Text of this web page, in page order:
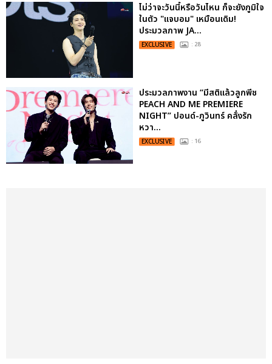
ไม่ว่าจะวันนี้หรือวันไหน ก็จะยังภูมิใจ
ในตัว "แจบอม" เหมือนเดิม!
ประมวลภาพ JA...
EXCLUSIVE : 28
ประมวลภาพงาน “มีสติแล้วลูกพีช
PEACH AND ME PREMIERE
NIGHT” ปอนด์-ภูวินทร์ คลั่งรัก
หวา...
EXCLUSIVE : 16